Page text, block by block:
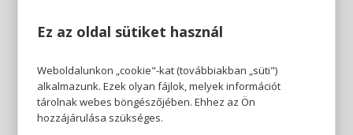
Ez az oldal sütiket használ
Weboldalunkon „cookie"-kat (továbbiakban „süti")
alkalmazunk. Ezek olyan fájlok, melyek információt
tárolnak webes böngészőjében. Ehhez az Ön
hozzájárulása szükséges.